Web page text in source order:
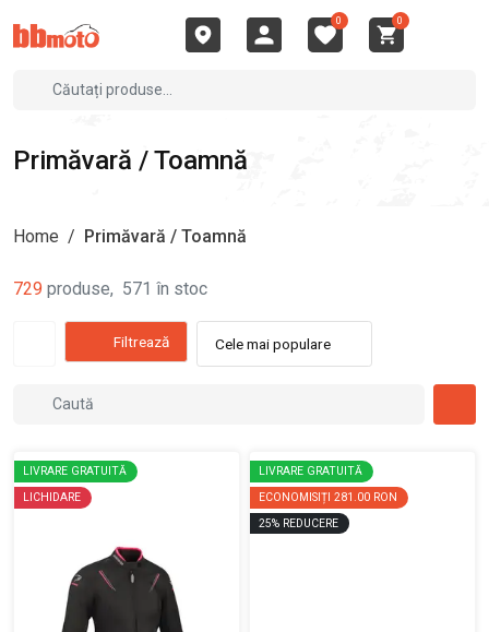
0 0
Primăvară / Toamnă
Home / Primăvară / Toamnă
729 produse, 571 în stoc
Filtrează Cele mai populare
LIVRARE GRATUITĂ
LICHIDARE
LIVRARE GRATUITĂ
ECONOMISIȚI 281.00 RON
25% REDUCERE